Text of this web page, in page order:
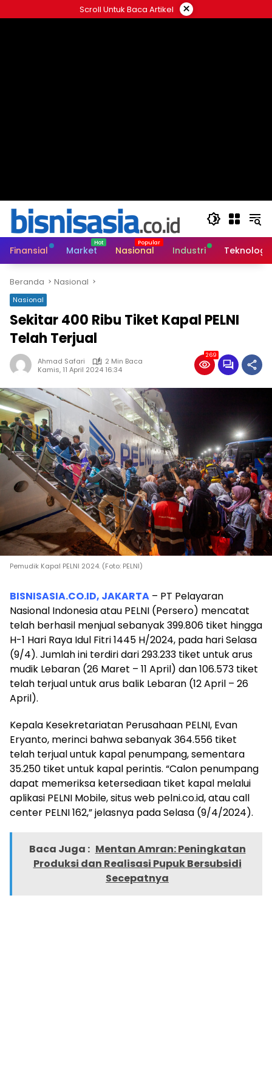
ke
Scroll Untuk Baca Artikel ×
Finansial Market Nasional Industri Teknologi
Beranda Nasional
Nasional
Sekitar 400 Ribu Tiket Kapal PELNI
Telah Terjual
Ahmad Safari
2 Min Baca
Kamis, 11 April 2024 16:34
269
Pemudik Kapal PELNI 2024. (Foto: PELNI)
BISNISASIA.CO.ID, JAKARTA – PT Pelayaran
Nasional Indonesia atau PELNI (Persero) mencatat
telah berhasil menjual sebanyak 399.806 tiket hingga
H-1 Hari Raya Idul Fitri 1445 H/2024, pada hari Selasa
(9/4). Jumlah ini terdiri dari 293.233 tiket untuk arus
mudik Lebaran (26 Maret – 11 April) dan 106.573 tiket
telah terjual untuk arus balik Lebaran (12 April – 26
April).
Kepala Kesekretariatan Perusahaan PELNI, Evan
Eryanto, merinci bahwa sebanyak 364.556 tiket
telah terjual untuk kapal penumpang, sementara
35.250 tiket untuk kapal perintis. “Calon penumpang
dapat memeriksa ketersediaan tiket kapal melalui
aplikasi PELNI Mobile, situs web pelni.co.id, atau call
center PELNI 162,” jelasnya pada Selasa (9/4/2024).
Baca Juga : Mentan Amran: Peningkatan
Produksi dan Realisasi Pupuk Bersubsidi
Secepatnya